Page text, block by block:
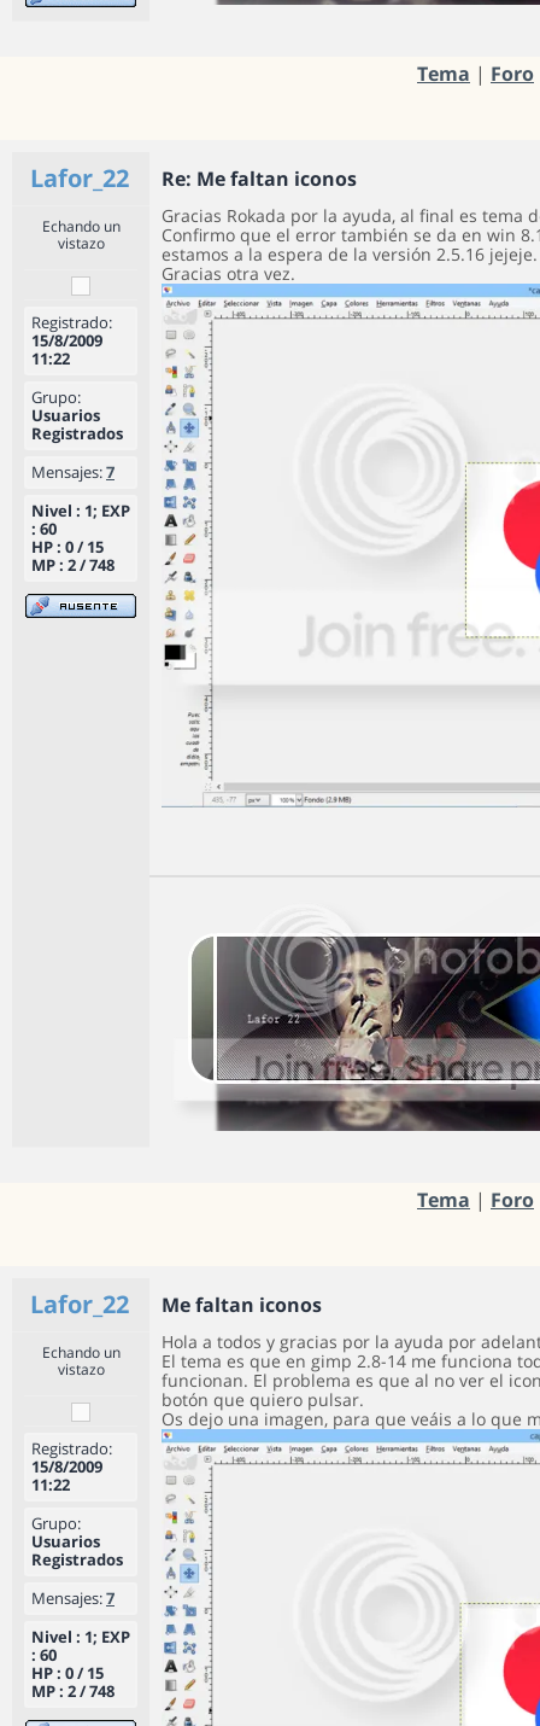
Tema | Foro
Lafor_22 Re: Me faltan iconos
Echando un
vistazo
Registrado:
15/8/2009
11:22
Grupo:
Usuarios
Registrados
Mensajes:7
Nivel : 1; EXP
: 60
HP : 0 / 15
MP : 2 / 748
Gracias Rokada por la ayuda, al final es tema
Confirmo que el error también se da en win
estamos a la espera de la versión 2.5.16 jejeje.
Gracias otra vez.
Tema | Foro
Lafor_22 Me faltan iconos
Echando un
vistazo
Registrado:
15/8/2009
11:22
Grupo:
Usuarios
Registrados
Mensajes:7
Nivel : 1; EXP
: 60
HP : 0 / 15
MP : 2 / 748
Hola a todos y gracias por la ayuda por
El tema es que en gimp 2.8-14 me funciona
funcionan. El problema es que al no ver el
botón que quiero pulsar.
Os dejo una imagen, para que veáis a lo que